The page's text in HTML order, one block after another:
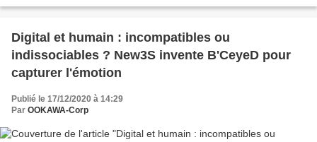
Digital et humain : incompatibles ou
indissociables ? New3S invente B'CeyeD pour
capturer l'émotion
Publié le 17/12/2020 à 14:29
Par OOKAWA-Corp